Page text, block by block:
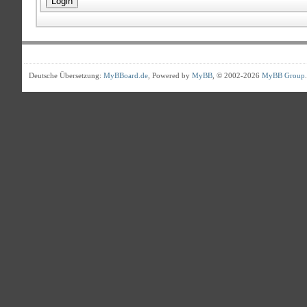
Deutsche Übersetzung: MyBBoard.de , Powered by MyBB , © 2002-2026 MyBB Group